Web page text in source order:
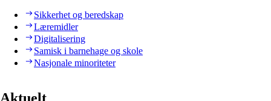
Sikkerhet og beredskap
Læremidler
Digitalisering
Samisk i barnehage og skole
Nasjonale minoriteter